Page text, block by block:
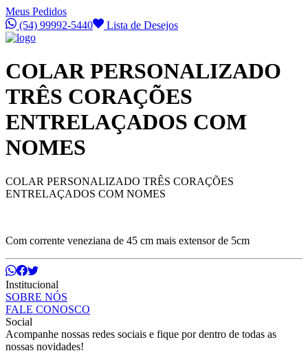
Meus Pedidos
(54) 99992-5440
Lista de Desejos
COLAR PERSONALIZADO
TRÊS CORAÇÕES
ENTRELAÇADOS COM
NOMES
COLAR PERSONALIZADO TRÊS CORAÇÕES
ENTRELAÇADOS COM NOMES
Com corrente veneziana de 45 cm mais extensor de 5cm
Institucional
SOBRE NÓS
FALE CONOSCO
Social
Acompanhe nossas redes sociais e fique por dentro de todas as
nossas novidades!